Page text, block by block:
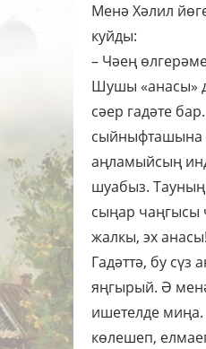
Менә Хәлил
куйды:
– Чәең
Шушы «анасы»
сәер гадәте
сыйныфташына
аңламыйсың
шуабыз. Тауның
сыңар чаңгысы
жалкы, эх
Гадәттә, бу сүз
яңгырый. Ә
ишетелде
көлешеп,